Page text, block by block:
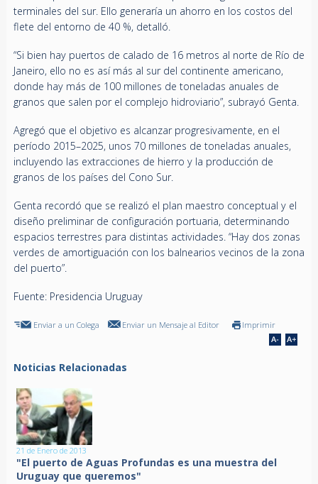
terminales del sur. Ello generaría un ahorro en los costos del
flete del entorno de 40 %, detalló.
“Si bien hay puertos de calado de 16 metros al norte de Río de
Janeiro, ello no es así más al sur del continente americano,
donde hay más de 100 millones de toneladas anuales de
granos que salen por el complejo hidroviario”, subrayó Genta.
Agregó que el objetivo es alcanzar progresivamente, en el
período 2015–2025, unos 70 millones de toneladas anuales,
incluyendo las extracciones de hierro y la producción de
granos de los países del Cono Sur.
Genta recordó que se realizó el plan maestro conceptual y el
diseño preliminar de configuración portuaria, determinando
espacios terrestres para distintas actividades. “Hay dos zonas
verdes de amortiguación con los balnearios vecinos de la zona
del puerto”.
Fuente: Presidencia Uruguay
Enviar a un Colega Enviar un Mensaje al Editor Imprimir
Noticias Relacionadas
21 de Enero de 2013
"El puerto de Aguas Profundas es una muestra del
Uruguay que queremos"